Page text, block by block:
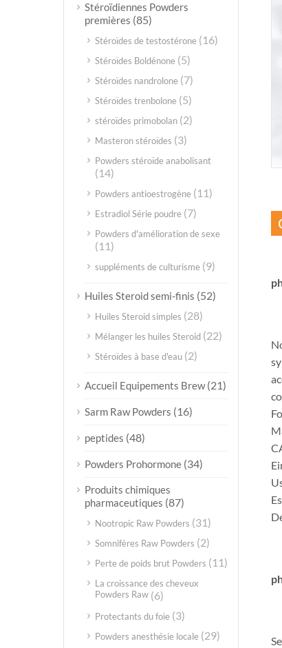
Stéroïdiennes Powders
premières (85)
Stéroïdes de testostérone (16)
Stéroïdes Boldénone (5)
Stéroïdes nandrolone (7)
Stéroïdes trenbolone (5)
stéroïdes primobolan (2)
Masteron stéroïdes (3)
Powders stéroïde anabolisant
(14)
Powders antioestrogène (11)
Estradiol Série poudre (7)
Powders d'amélioration de sexe
(11)
suppléments de culturisme (9)
Huiles Steroid semi-finis (52)
Huiles Steroid simples (28)
Mélanger les huiles Steroid (22)
Stéroïdes à base d'eau (2)
Accueil Equipements Brew(21)
Sarm Raw Powders (16)
peptides (48)
Powders Prohormone (34)
Produits chimiques
pharmaceutiques (87)
Nootropic Raw Powders (31)
Somnifères Raw Powders (2)
Perte de poids brut Powders (11)
La croissance des cheveux
Powders Raw (6)
Protectants du foie (3)
Powders anesthésie locale (29)